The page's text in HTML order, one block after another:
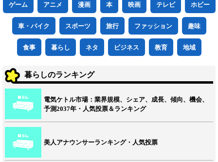
ゲーム アニメ 漫画 本 映画 テレビ ホビー
車・バイク スポーツ 旅行 ファッション 趣味
食事 暮らし ネタ ビジネス 教育 地域
暮らしのランキング
電気ケトル市場：業界規模、シェア、成長、傾向、機会、
予測2037年・人気投票＆ランキング
美人アナウンサーランキング・人気投票